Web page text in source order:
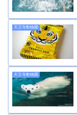
天王寺動物園
天王寺動物園